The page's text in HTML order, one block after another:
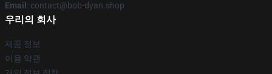
Email : contact@bob-dyan.shop
우리의 회사
제품 정보
이용 약관